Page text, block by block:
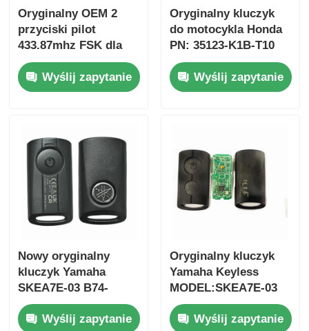
Produkty
Filmy
Oryginalny OEM 2
przyciski pilot
433.87mhz FSK dla
Su-zuki Jim-ny 2005-
2017 Bez chipa 37182-
A7 Tylko sterowanie
Wyślij zapytanie
Oryginalny kluczyk
do motocykla Honda
PN: 35123-K1B-T10
trójprzyciskowy
FSK433.92MHz
ID47chip pilot do
Wyślij zapytanie
Nowy oryginalny
kluczyk Yamaha
SKEA7E-03 B74-
H6261-02 662F-
SKEA7D03
Wyślij zapytanie
Oryginalny kluczyk
Yamaha Keyless
MODEL:SKEA7E-03
Do Yamaha Smart
Remote Key B74-
Wyślij zapytanie